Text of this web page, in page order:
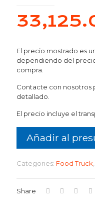
El precio mostrado es
dependiendo del
compra.
Contacte con nosotros
detallado.
El precio incluye el
Añadir al
Categories: Food Truck
Share